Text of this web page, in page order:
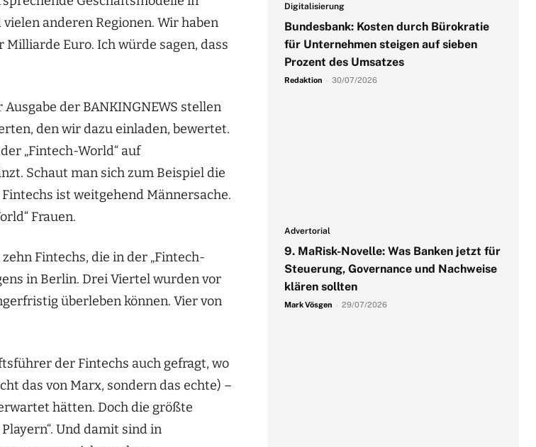
anderen Regionen. Wir haben
Euro. Ich würde sagen, dass
der BANKINGNEWS stellen
den wir dazu einladen, bewertet.
„Fintech-World“ auf
Schaut man sich zum Beispiel die
ist weitgehend Männersache.
Frauen.
Fintechs, die in der „Fintech-
in Berlin. Drei Viertel wurden vor
überleben können. Vier von
der Fintechs auch gefragt, wo
das von Marx, sondern das echte) –
hätten. Doch die größte
Und damit sind in
Digitalisierung
Bundesbank: Kosten durch Bürokratie
für Unternehmen steigen auf sieben
Prozent des Umsatzes
Redaktion 30/07/2026
Advertorial
9. MaRisk-Novelle: Was Banken jetzt für
Steuerung, Governance und Nachweise
klären sollten
Mark Vösgen 29/07/2026